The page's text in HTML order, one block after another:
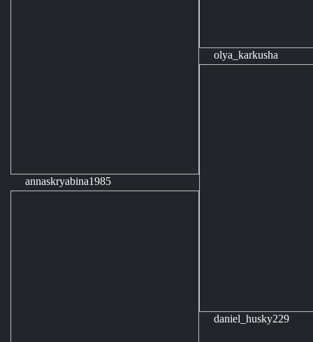
annaskryabina1985
olya_karkusha
daniel_husky229